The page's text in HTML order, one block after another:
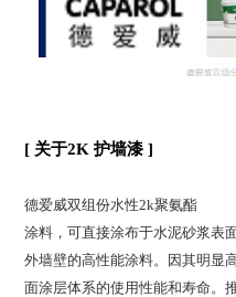
[ 关于2K 护墙漆 ]
德爱威双组份水性2k聚氨酯
涂料，可直接涂布于水泥砂浆表
外墙壁的高性能涂料。因其明显
面涂层体系的使用性能和寿命。